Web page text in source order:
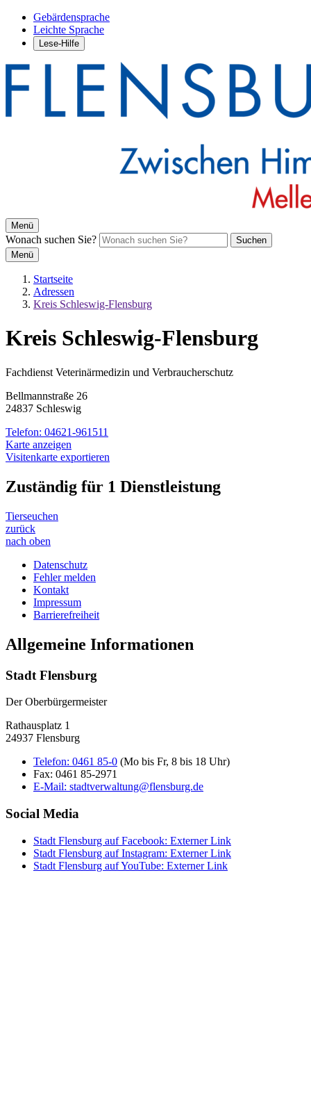
Gebärdensprache
Leichte Sprache
Lese-Hilfe
Menü
Wonach suchen Sie?
Suchen
Menü
Startseite
Adressen
Kreis Schleswig-Flensburg
Kreis Schleswig-Flensburg
Fachdienst Veterinärmedizin und Verbraucherschutz
Bellmannstraße 26
24837 Schleswig
Telefon: 04621-961511
Karte anzeigen
Visitenkarte exportieren
Zuständig für 1 Dienstleistung
Tierseuchen
zurück
nach oben
Datenschutz
Fehler melden
Kontakt
Impressum
Barrierefreiheit
Allgemeine Informationen
Stadt Flensburg
Der Oberbürgermeister
Rathausplatz 1
24937 Flensburg
Telefon: 0461 85-0 (Mo bis Fr, 8 bis 18 Uhr)
Fax: 0461 85-2971
E-Mail: stadtverwaltung@flensburg.de
Social Media
Stadt Flensburg auf Facebook: Externer Link
Stadt Flensburg auf Instagram: Externer Link
Stadt Flensburg auf YouTube: Externer Link